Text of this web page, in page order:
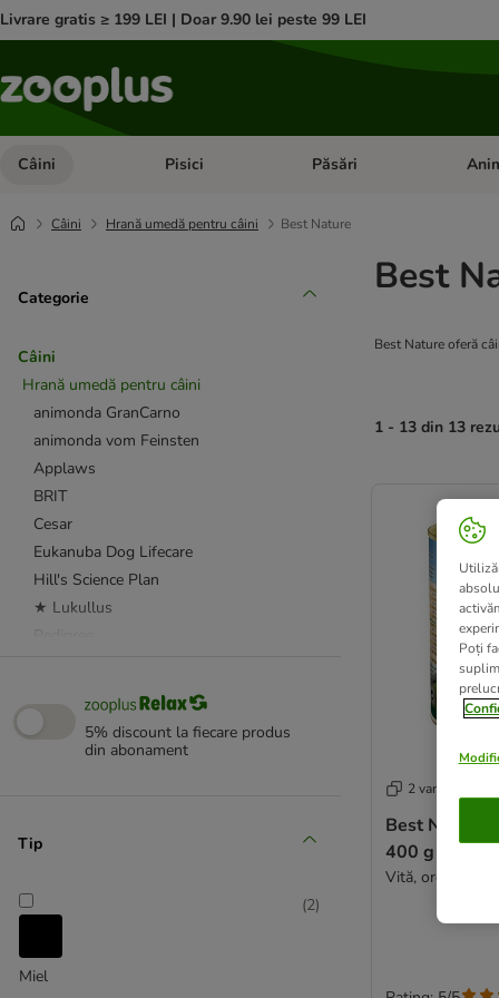
Livrare gratis ≥ 199 LEI | Doar 9.90 lei peste 99 LEI
Câini Deschideți meniul cu categorii: Câini
Pisici Deschideți meniul cu
Păsări
Câini Hrană umedă pentru câini Best Nature
Categorie
Câini
Hrană umedă pentru câini
animonda GranCarno
animonda vom Feinsten
Applaws
BRIT
Cesar
Eukanuba Dog Lifecare
Hill's Science Plan
★ Lukullus
Royal Canin
PURINA PRO PLAN
Hill's Prescription Diet Canine
5% discount la fiecare produs
din abonament
Tip
Miel
(2)
Best
Best Nature oferă
1 - 13 din 13
2 variante
Best Nature
400 g
Vită, orez și ulei
Poți